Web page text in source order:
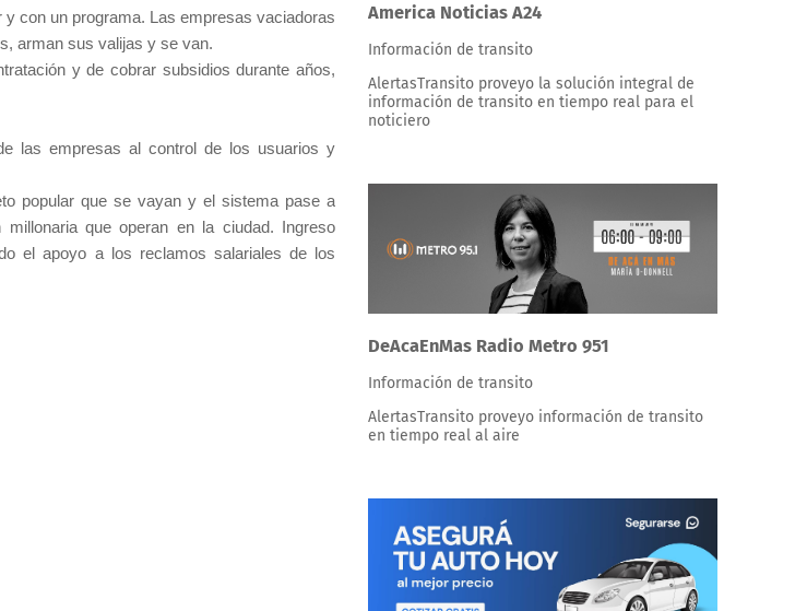
con un programa. Las empresas vaciadoras
arman sus valijas y se van.
y de cobrar subsidios durante años,
las empresas al control de los usuarios y
popular que se vayan y el sistema pase a
que operan en la ciudad. Ingreso
el apoyo a los reclamos salariales de los
America Noticias A24
Información de transito
AlertasTransito proveyo la solución integral de
información de transito en tiempo real para el
noticiero
DeAcaEnMas Radio Metro 951
Información de transito
AlertasTransito proveyo información de transito
en tiempo real al aire